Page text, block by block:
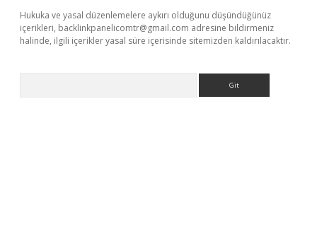
Hukuka ve yasal düzenlemelere aykırı olduğunu düşündüğünüz
içerikleri, backlinkpanelicomtr@gmail.com adresine bildirmeniz
halinde, ilgili içerikler yasal süre içerisinde sitemizden kaldırılacaktır.